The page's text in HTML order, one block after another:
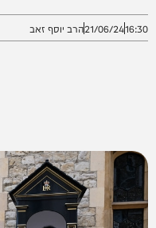
16:30
21/06/24הרב יוסף זאב